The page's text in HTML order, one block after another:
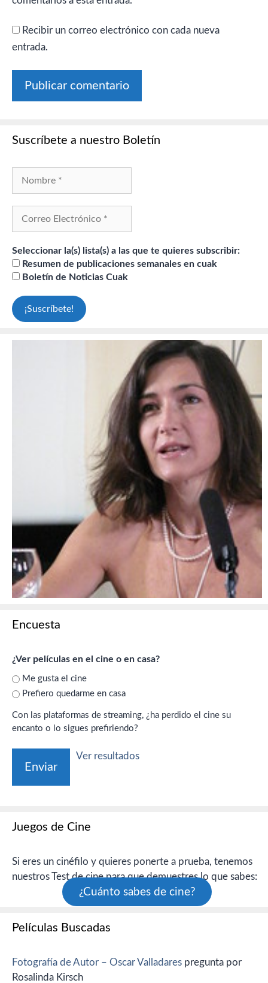
Recibir un correo electrónico con cada nueva
entrada.
Suscríbete a nuestro Boletín
Seleccionar la(s) lista(s) a las que te quieres subscribir:
Resumen de publicaciones semanales en cuak
Boletín de Noticias Cuak
Encuesta
¿Ver películas en el cine o en casa?
Me gusta el cine
Prefiero quedarme en casa
Con las plataformas de streaming, ¿ha perdido el cine su
encanto o lo sigues prefiriendo?
Ver resultados
Juegos de Cine
Si eres un cinéfilo y quieres ponerte a prueba, tenemos
nuestros Test de cine para que demuestres lo que sabes:
¿Cuánto sabes de cine?
Películas Buscadas
Fotografía de Autor – Oscar Valladares pregunta por
Rosalinda Kirsch